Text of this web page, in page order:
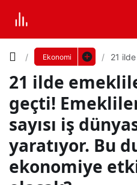
Ekonomi
21
21 ilde
geçti!
sayısı iş
yaratıyor. Bu
ekonomiye
21
ilde
Yazı
Boyutunu
Ayarla
Küçük